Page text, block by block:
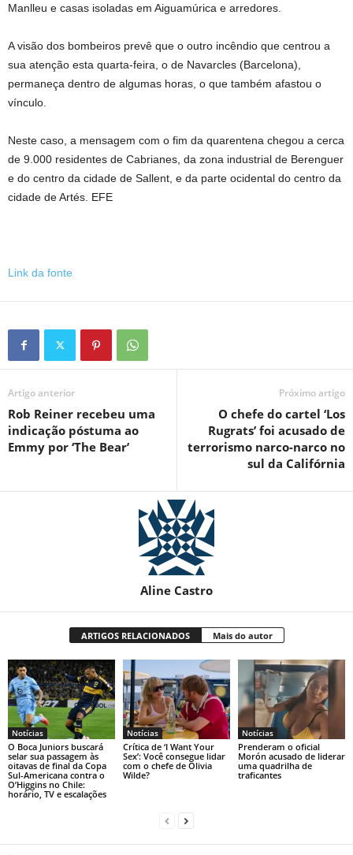
Manlleu e casas isoladas em Aiguamúrica e arredores.
A visão dos bombeiros prevê que o outro incêndio que centrou a
sua atenção esta quarta-feira, o de Navarcles (Barcelona),
permaneça dentro de algumas horas, o que também afastou o
vínculo.
Neste caso, a mensagem com o fim da quarentena chegou a cerca
de 9.000 residentes de Cabrianes, da zona industrial de Berenguer
e do centro da cidade de Sallent, e da parte ocidental do centro da
cidade de Artés. EFE
Link da fonte
Artigo anterior
Rob Reiner recebeu uma
indicação póstuma ao
Emmy por ‘The Bear’
Próximo artigo
O chefe do cartel ‘Los
Rugrats’ foi acusado de
terrorismo narco-narco no
sul da Califórnia
Aline Castro
ARTIGOS RELACIONADOS Mais do autor
Notícias
O Boca Juniors buscará
selar sua passagem às
oitavas de final da Copa
Sul-Americana contra o
O’Higgins no Chile:
horário, TV e escalações
Notícias
Crítica de ‘I Want Your
Sex’: Você consegue lidar
com o chefe de Olivia
Wilde?
Notícias
Prenderam o oficial
Morón acusado de liderar
uma quadrilha de
traficantes